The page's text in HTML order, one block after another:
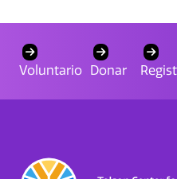
Voluntario Donar